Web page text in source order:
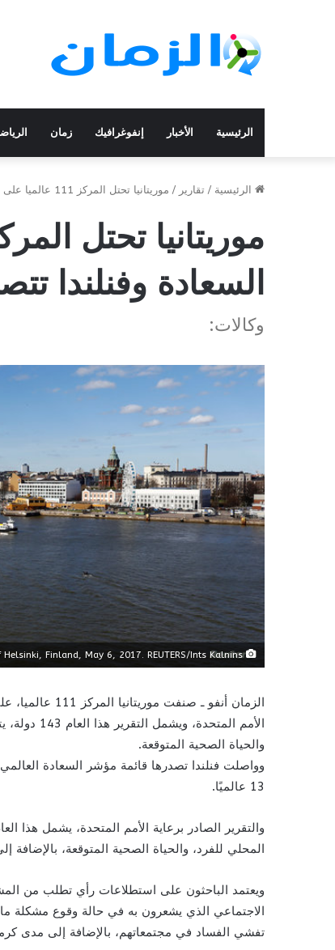
الرئيسية الأخبار إنفوغرافيك زمان
الرئيسية / تقارير / موريتانيا تحتل المركز 111 عالميا على مؤشر السعادة وفنلندا تتصدر القائمة
السعادة وفنلندا
وكالات:
A general view of Helsinki, Finland, May 6, 2017. REUTERS/Ints Kalnins
الأمم
والحياة الصحية المتوقعة.
وواصلت فنلندا تصدرها قائمة مؤشر السعادة
13 عالميًا.
المحلي للفرد، والحياة الصحية المتوقعة، بالإضافة
الاجتماعي الذي يشعرون به في حالة وقوع مشكلة
تفشي الفساد في مجتمعاتهم، بالإضافة إلى مدى